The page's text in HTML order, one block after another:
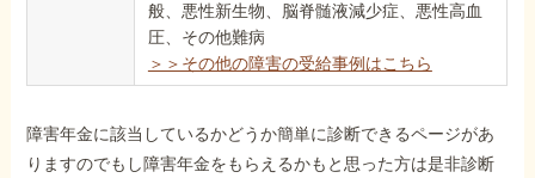
般、悪性新生物、脳脊髄液減少症、悪性高血
圧、その他難病
＞＞その他の障害の受給事例はこちら
障害年金に該当しているかどうか簡単に診断できるページがあ
りますのでもし障害年金をもらえるかもと思った方は是非診断